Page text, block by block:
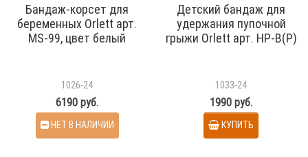
Бандаж-корсет для
беременных Orlett арт.
MS-99, цвет белый
1026-24
6190 руб.
НЕТ В НАЛИЧИИ
Детский бандаж для
удержания пупочной
грыжи Orlett арт. HP-B(P)
1033-24
1990 руб.
КУПИТЬ